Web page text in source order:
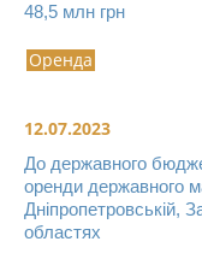
48,5 млн грн
Оренда
12.07.2023
До державного
оренди державного
Дніпропетровській,
областях